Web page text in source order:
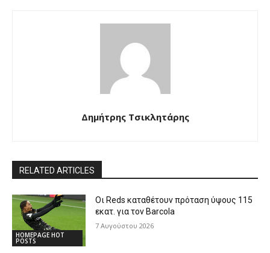
Δημήτρης Τσικλητάρης
RELATED ARTICLES
HOMEPAGE HOT
POSTS
Οι Reds καταθέτουν πρόταση ύψους 115
εκατ. για τον Barcola
7 Αυγούστου 2026